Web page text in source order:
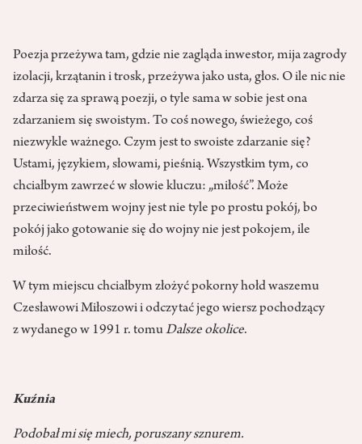
Poezja przeżywa tam, gdzie nie zagląda inwestor, mija zagrody
izolacji, krzątanin i trosk, przeżywa jako usta, głos. O ile nic nie
zdarza się za sprawą poezji, o tyle sama w sobie jest ona
zdarzaniem się swoistym. To coś nowego, świeżego, coś
niezwykle ważnego. Czym jest to swoiste zdarzanie się?
Ustami, językiem, słowami, pieśnią. Wszystkim tym, co
chciałbym zawrzeć w słowie kluczu: „miłość”. Może
przeciwieństwem wojny jest nie tyle po prostu pokój, bo
pokój jako gotowanie się do wojny nie jest pokojem, ile
miłość.
W tym miejscu chciałbym złożyć pokorny hołd waszemu
Czesławowi Miłoszowi i odczytać jego wiersz pochodzący
z wydanego w 1991 r. tomuDalsze okolice.
Kuźnia
Podobał mi się miech, poruszany sznurem.